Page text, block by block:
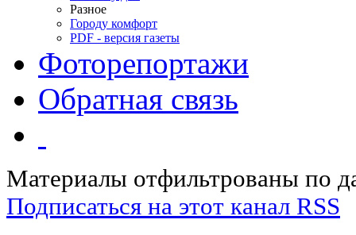
Разное
Городу комфорт
PDF - версия газеты
Фоторепортажи
Обратная связь
Материалы отфильтрованы по
Подписаться на этот канал RSS